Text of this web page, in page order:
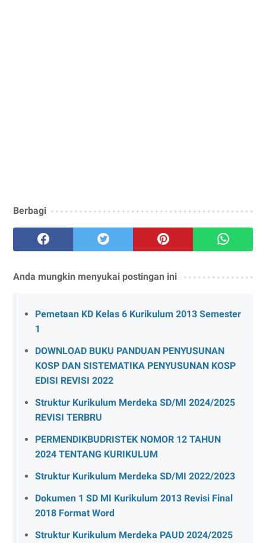
Berbagi
Anda mungkin menyukai postingan ini
Pemetaan KD Kelas 6 Kurikulum 2013 Semester
1
DOWNLOAD BUKU PANDUAN PENYUSUNAN
KOSP DAN SISTEMATIKA PENYUSUNAN KOSP
EDISI REVISI 2022
Struktur Kurikulum Merdeka SD/MI 2024/2025
REVISI TERBRU
PERMENDIKBUDRISTEK NOMOR 12 TAHUN
2024 TENTANG KURIKULUM
Struktur Kurikulum Merdeka SD/MI 2022/2023
Dokumen 1 SD MI Kurikulum 2013 Revisi Final
2018 Format Word
Struktur Kurikulum Merdeka PAUD 2024/2025